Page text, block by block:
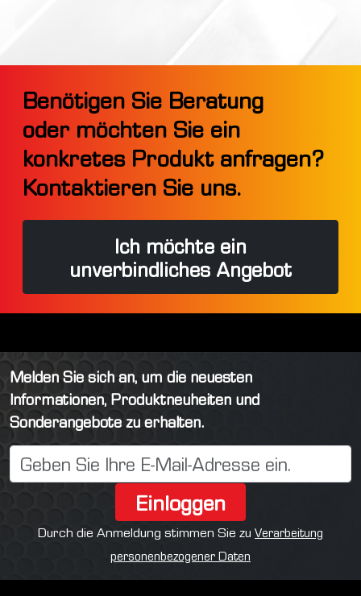
Benötigen Sie Beratung
oder möchten Sie ein
konkretes Produkt anfragen?
Kontaktieren Sie uns.
Ich möchte ein
unverbindliches Angebot
Melden Sie sich an, um die neuesten
Informationen, Produktneuheiten und
Sonderangebote zu erhalten.
Einloggen
Durch die Anmeldung stimmen Sie zu Verarbeitung
personenbezogener Daten